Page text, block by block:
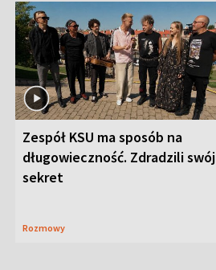
Zespół KSU ma sposób na
długowieczność. Zdradzili swój
sekret
Rozmowy